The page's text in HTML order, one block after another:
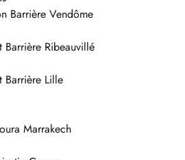
Barrière Vendôme
Barrière Ribeauvillé
Barrière Lille
Marrakech